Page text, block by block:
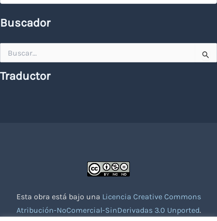
Buscador
por:
Traductor
Esta obra está bajo una Licencia Creative Commons
Atribución-NoComercial-SinDerivadas 3.0 Unported.